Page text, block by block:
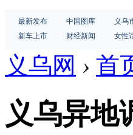
最新发布 中国图库 义乌
新车上市
财经新闻 女性
义乌网 › 首
义乌异地